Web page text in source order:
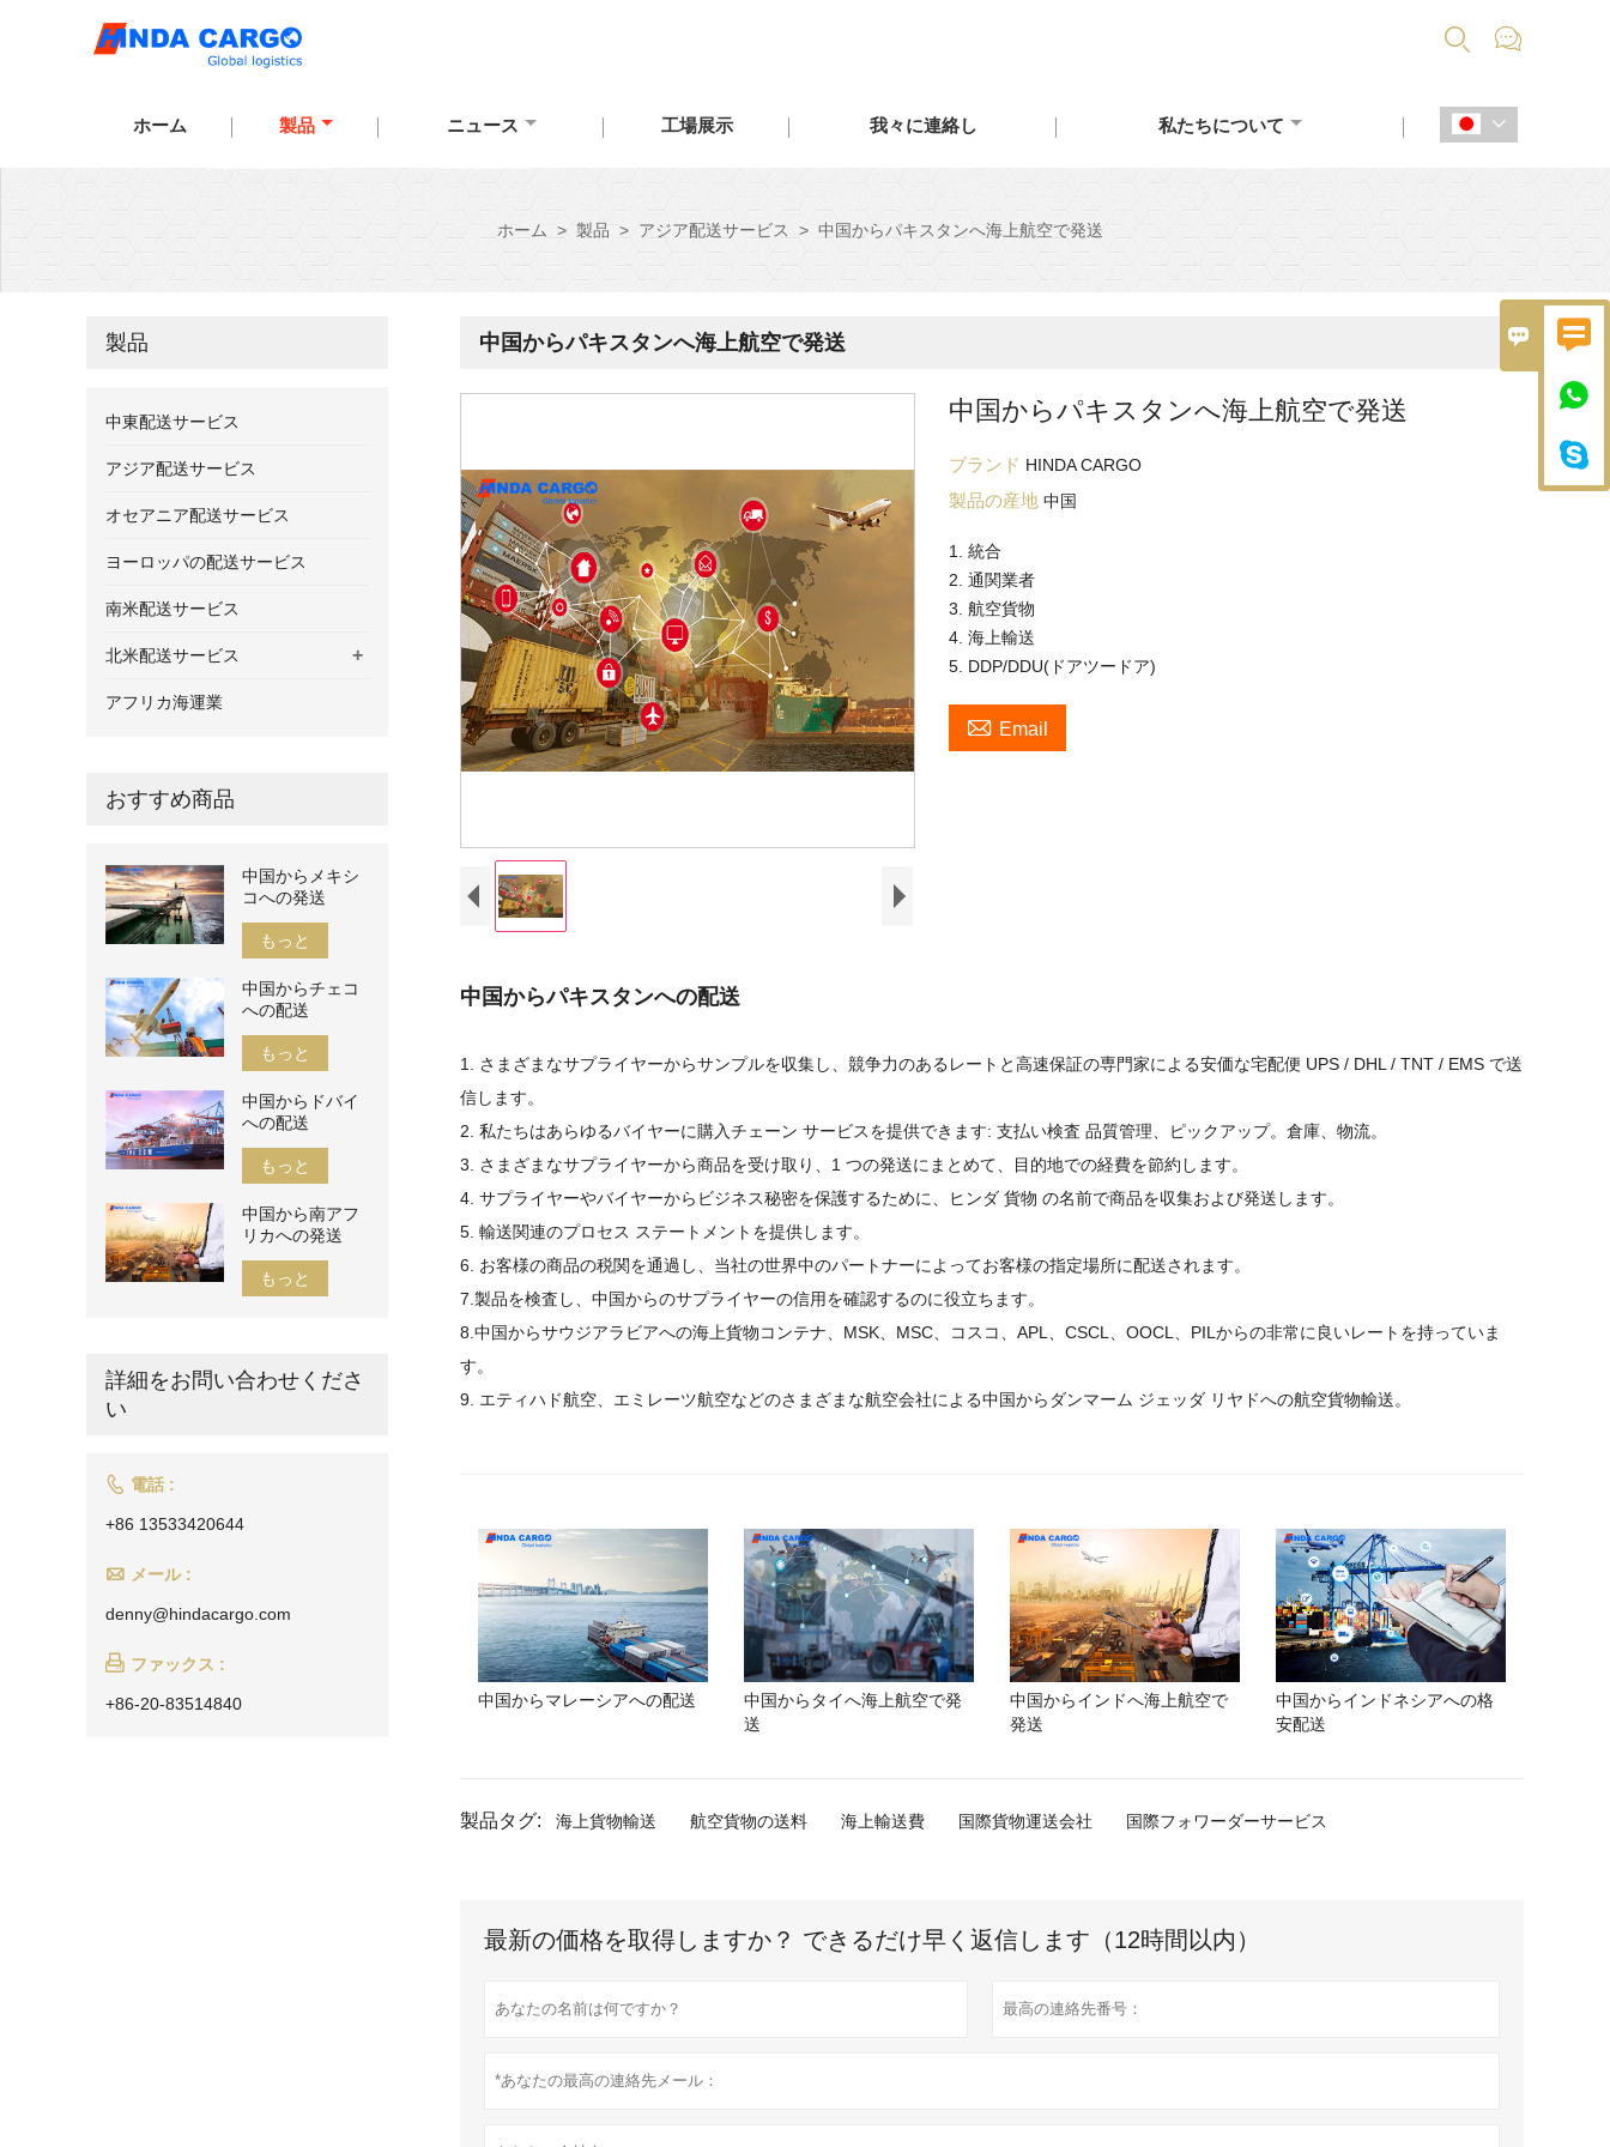
 


 
ホーム 製品 ニュース 工場展示 我々に連絡し 私たちについて 
ホーム > 製品 > アジア配送サービス > 中国からパキスタンへ海上航空で発送
中国からパキスタンへ海上航空で発送
中国からパキスタンへ海上航空で発送
ブランド HINDA CARGO
製品の産地中国
1. 統合
2. 通関業者
3. 航空貨物
4. 海上輸送
5. DDP/DDU(ドアツードア)
 Email
中国からパキスタンへの配送
1. さまざまなサプライヤーからサンプルを収集し、競争力のあるレートと高速保証の専門家による安価な宅配便 UPS / DHL / TNT / EMS で送
信します。
2. 私たちはあらゆるバイヤーに購入チェーン サービスを提供できます: 支払い検査 品質管理、ピックアップ。倉庫、物流。
3. さまざまなサプライヤーから商品を受け取り、1 つの発送にまとめて、目的地での経費を節約します。
4. サプライヤーやバイヤーからビジネス秘密を保護するために、ヒンダ 貨物 の名前で商品を収集および発送します。
5. 輸送関連のプロセス ステートメントを提供します。
6. お客様の商品の税関を通過し、当社の世界中のパートナーによってお客様の指定場所に配送されます。
7.製品を検査し、中国からのサプライヤーの信用を確認するのに役立ちます。
8.中国からサウジアラビアへの海上貨物コンテナ、MSK、MSC、コスコ、APL、CSCL、OOCL、PILからの非常に良いレートを持っていま
す。
9. エティハド航空、エミレーツ航空などのさまざまな航空会社による中国からダンマーム ジェッダ リヤドへの航空貨物輸送。
中国からマレーシアへの配送
中国からタイへ海上航空で発
送
中国からインドへ海上航空で
発送
中国からインドネシアへの格
安配送
製品タグ: 海上貨物輸送 航空貨物の送料 海上輸送費 国際貨物運送会社 国際フォワーダーサービス
最新の価格を取得しますか？ できるだけ早く返信します（12時間以内）
製品
中東配送サービス
アジア配送サービス
オセアニア配送サービス
ヨーロッパの配送サービス
南米配送サービス
+
北米配送サービス
アフリカ海運業
おすすめ商品
中国からメキシ
コへの発送
もっと
中国からチェコ
への配送
もっと
中国からドバイ
への配送
もっと
中国から南アフ
リカへの発送
もっと
詳細をお問い合わせくださ
い
 電話 :
+86 13533420644
 メール :
denny@hindacargo.com
 ファックス :
+86-20-83514840